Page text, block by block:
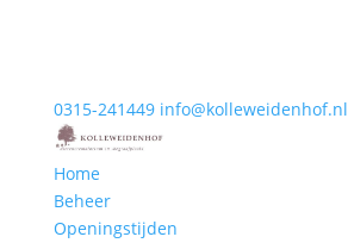
0315-241449 info@kolleweidenhof.nl
Home
Beheer
Openingstijden